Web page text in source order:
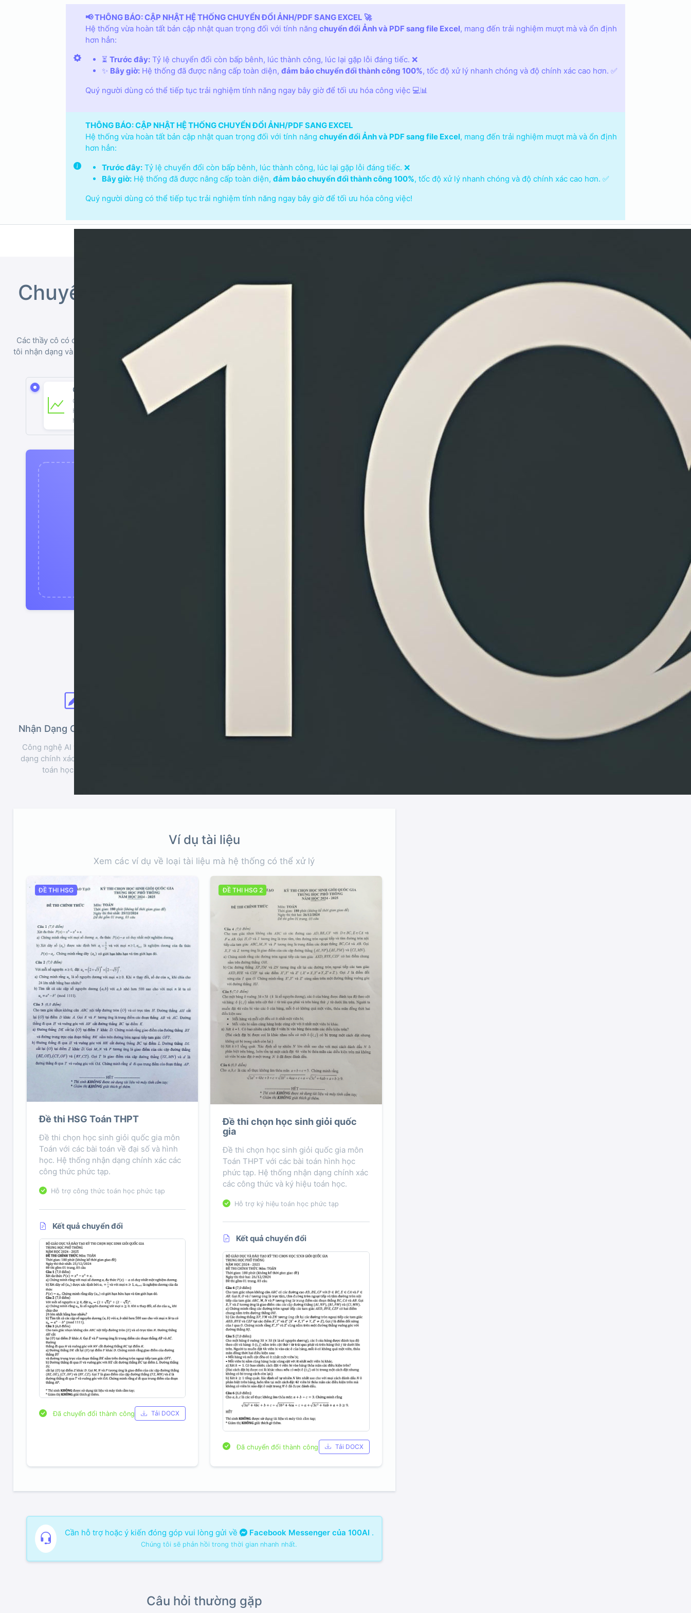
📢 THÔNG BÁO: CẬP NHẬT HỆ THỐNG CHUYỂN ĐỔI ẢNH/PDF SANG EXCEL 🚀
Hệ thống vừa hoàn tất bản cập nhật quan trọng đối với tính năng chuyển đổi Ảnh và PDF sang file Excel, mang đến trải nghiệm mượt mà và ổn định
hơn hẳn:
⏳ Trước đây: Tỷ lệ chuyển đổi còn bấp bênh, lúc thành công, lúc lại gặp lỗi đáng tiếc. ❌
✨ Bây giờ: Hệ thống đã được nâng cấp toàn diện, đảm bảo chuyển đổi thành công 100%, tốc độ xử lý nhanh chóng và độ chính xác cao hơn. ✅
Quý người dùng có thể tiếp tục trải nghiệm tính năng ngay bây giờ để tối ưu hóa công việc 💻📊
THÔNG BÁO: CẬP NHẬT HỆ THỐNG CHUYỂN ĐỔI ẢNH/PDF SANG EXCEL
Hệ thống vừa hoàn tất bản cập nhật quan trọng đối với tính năng chuyển đổi Ảnh và PDF sang file Excel, mang đến trải nghiệm mượt mà và ổn định
hơn hẳn:
Trước đây: Tỷ lệ chuyển đổi còn bấp bênh, lúc thành công, lúc lại gặp lỗi đáng tiếc. ❌
Bây giờ: Hệ thống đã được nâng cấp toàn diện, đảm bảo chuyển đổi thành công 100%, tốc độ xử lý nhanh chóng và độ chính xác cao hơn. ✅
Quý người dùng có thể tiếp tục trải nghiệm tính năng ngay bây giờ để tối ưu hóa công việc!
Chuyển đổi đề toán, lý, hóa thành văn
bản
Các thầy cô có đề toán, lý, hóa hoặc công thức khoa học viết tay cần chuyển đổi? Hệ thống AI của chúng
tôi nhận dạng và định dạng biểu thức khoa học và chuyển sang tài liệu Word để chỉnh sửa được hoặc định
dạng LaTeX có công thức khoa học.
Có kèm đồ thị & hình vẽ
Có kèm hình vẽ, đồ thị và công thức.
Hỗ trợ lên tới 1000 trang, tốc độ nhanh
hơn. Tối đa 50MB.
MỚI
Nhận Dạng Chữ Viết Tay
Công nghệ AI tiên tiến nhận
dạng chính xác các biểu thức
toán học viết tay.
Hỗ Trợ hình ảnh và PDF
Ví dụ tài liệu
Xem các ví dụ về loại tài liệu mà hệ thống có thể xử lý
ĐỀ THI HSG
Đề thi HSG Toán THPT
Đề thi chọn học sinh giỏi quốc gia môn
Toán với các bài toán về đại số và hình
học. Hệ thống nhận dạng chính xác các
công thức phức tạp.
Hỗ trợ công thức toán học phức tạp
Kết quả chuyển đổi
Đã chuyển đổi thành công Tải DOCX
ĐỀ THI HSG 2
Đề thi chọn học sinh giỏi quốc
gia
Đề thi chọn học sinh giỏi quốc gia môn
Toán THPT với các bài toán hình học
phức tạp. Hệ thống nhận dạng chính xác
các công thức và ký hiệu toán học.
Hỗ trợ ký hiệu toán học phức tạp
Kết quả chuyển đổi
Đã chuyển đổi thành công Tải DOCX
Cần hỗ trợ hoặc ý kiến đóng góp vui lòng gửi về Facebook Messenger của 100AI .
Chúng tôi sẽ phản hồi trong thời gian nhanh nhất.
Câu hỏi thường gặp